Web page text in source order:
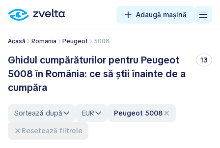
Adaugă mașină
Acasă Romania Peugeot 5008
Ghidul cumpărăturilor pentru Peugeot
5008 în România: ce să știi înainte de a
cumpăra
13
Sortează după EUR
Peugeot 5008
Resetează filtrele